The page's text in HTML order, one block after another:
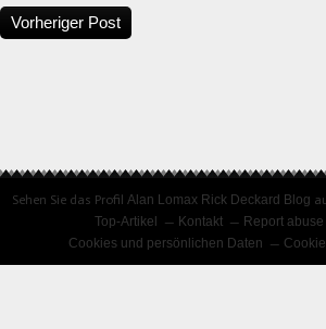
Vorheriger Post
Sehen Sie das ProfilAlan Lomax Rick Deckard Blog
Top-Artikel
Kontakt Report abuse
Cookies und persönlichen Daten